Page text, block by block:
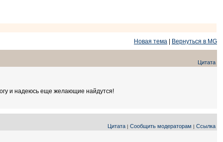
Новая тема
Вернуться в MG
Цитата
и надеюсь еще желающие найдутся!
Цитата | Сообщить модераторам | Ссылка